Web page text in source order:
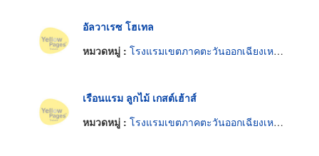
อัลวาเรซ โฮเทล
หมวดหมู่ : โรงแรมเขตภาคตะวันออกเฉียงเหนือ
เรือนแรม ลูกไม้ เกสต์เฮ้าส์
หมวดหมู่ : โรงแรมเขตภาคตะวันออกเฉียงเหนือ